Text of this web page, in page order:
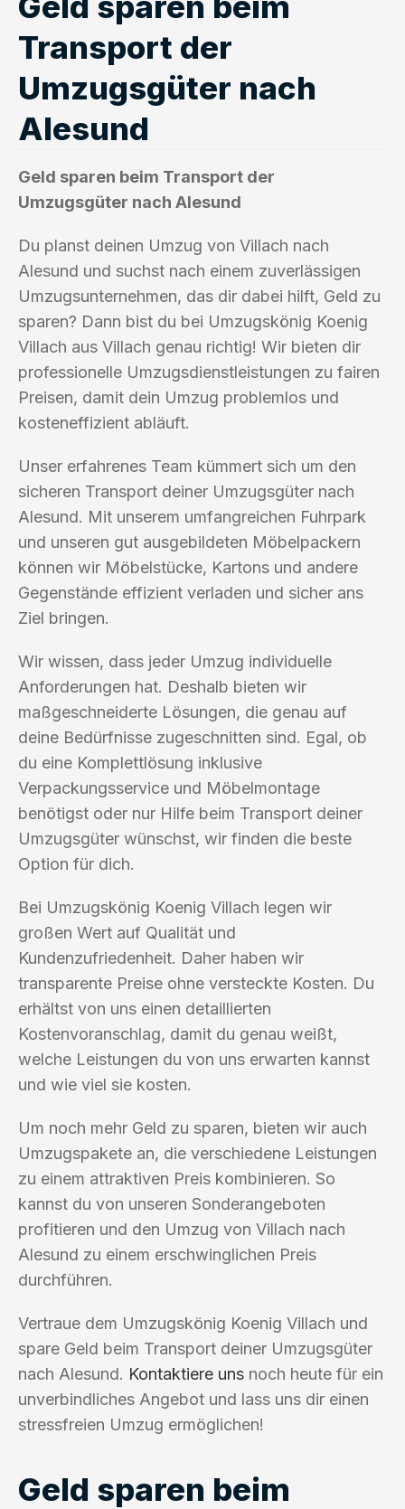
Transport der
Umzugsgüter nach
Alesund
Geld sparen beim Transport der
Umzugsgüter nach Alesund
Du planst deinen Umzug von Villach nach
Alesund und suchst nach einem zuverlässigen
Umzugsunternehmen, das dir dabei hilft, Geld zu
sparen? Dann bist du bei Umzugskönig Koenig
Villach aus Villach genau richtig! Wir bieten dir
professionelle Umzugsdienstleistungen zu fairen
Preisen, damit dein Umzug problemlos und
kosteneffizient abläuft.
Unser erfahrenes Team kümmert sich um den
sicheren Transport deiner Umzugsgüter nach
Alesund. Mit unserem umfangreichen Fuhrpark
und unseren gut ausgebildeten Möbelpackern
können wir Möbelstücke, Kartons und andere
Gegenstände effizient verladen und sicher ans
Ziel bringen.
Wir wissen, dass jeder Umzug individuelle
Anforderungen hat. Deshalb bieten wir
maßgeschneiderte Lösungen, die genau auf
deine Bedürfnisse zugeschnitten sind. Egal, ob
du eine Komplettlösung inklusive
Verpackungsservice und Möbelmontage
benötigst oder nur Hilfe beim Transport deiner
Umzugsgüter wünschst, wir finden die beste
Option für dich.
Bei Umzugskönig Koenig Villach legen wir
großen Wert auf Qualität und
Kundenzufriedenheit. Daher haben wir
transparente Preise ohne versteckte Kosten. Du
erhältst von uns einen detaillierten
Kostenvoranschlag, damit du genau weißt,
welche Leistungen du von uns erwarten kannst
und wie viel sie kosten.
Um noch mehr Geld zu sparen, bieten wir auch
Umzugspakete an, die verschiedene Leistungen
zu einem attraktiven Preis kombinieren. So
kannst du von unseren Sonderangeboten
profitieren und den Umzug von Villach nach
Alesund zu einem erschwinglichen Preis
durchführen.
Vertraue dem Umzugskönig Koenig Villach und
spare Geld beim Transport deiner Umzugsgüter
nach Alesund. Kontaktiere uns noch heute für ein
unverbindliches Angebot und lass uns dir einen
stressfreien Umzug ermöglichen!
Geld sparen beim